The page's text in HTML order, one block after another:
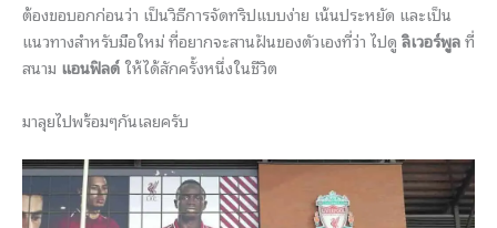
ต้องขอบอกก่อนว่า เป็นวิธีการจัดทริปแบบง่าย เน้นประหยัด และเป็น
แนวทางสำหรับมือใหม่ ที่อยากจะสานฝันของตัวเองที่ว่า ไปดู ลิเวอร์พูลที่
สนาม แอนฟิลด์ให้ได้สักครั้งหนึ่งในชีวิต
มาลุยไปพร้อมๆกันเลยครับ